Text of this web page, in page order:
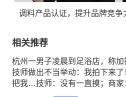
调料产品认证，提升品牌竞争
相关推荐
杭州一男子凌晨到足浴店，称加
技师做出不当举动：我拍下来了
把我…技师：没有一直摸；商家
决不允许，发现都开除！警方回